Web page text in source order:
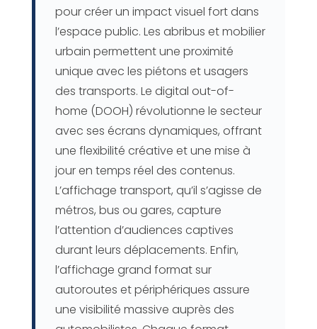
pour créer un impact visuel fort dans
l’espace public. Les abribus et mobilier
urbain permettent une proximité
unique avec les piétons et usagers
des transports. Le digital out-of-
home (DOOH) révolutionne le secteur
avec ses écrans dynamiques, offrant
une flexibilité créative et une mise à
jour en temps réel des contenus.
L’affichage transport, qu’il s’agisse de
métros, bus ou gares, capture
l’attention d’audiences captives
durant leurs déplacements. Enfin,
l’affichage grand format sur
autoroutes et périphériques assure
une visibilité massive auprès des